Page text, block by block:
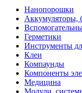
Нанопорошки
Аккумуляторы,
Герметики
Инструменты
Клеи
Компаунды
Компоненты
Медицина
Модули,